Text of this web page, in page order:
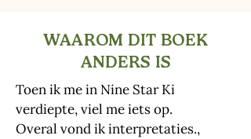
WAAROM DIT BOEK
ANDERS IS
Toen ik me in Nine Star Ki
verdiepte, viel me iets op.
Overal vond ik interpretaties.​,